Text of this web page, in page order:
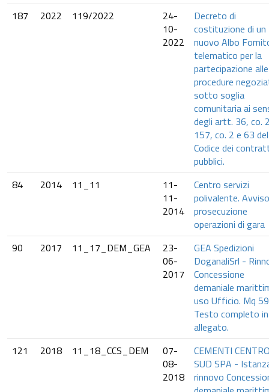
187
2022 119/2022
24-
10-
2022
Decreto di
costituzione di un
nuovo Albo
telematico per la
partecipazione alle
procedure
sotto soglia
comunitaria ai
degli artt. 36, co.
157, co. 2 e 63 del
Codice dei
pubblici.
84
2014 11_11
11-
11-
2014
Centro servizi
polivalente.
prosecuzione
operazioni di gara
90
2017 11_17_DEM_GEA
23-
06-
2017
GEA Spedizioni
DoganaliSrl -
Concessione
demaniale
uso Ufficio. Mq
Testo completo in
allegato.
121
2018 11_18_CCS_DEM
07-
08-
2018
CEMENTI
SUD SPA -
rinnovo